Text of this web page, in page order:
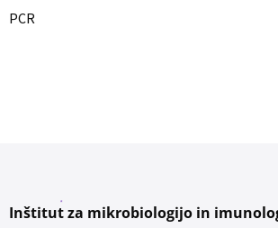
PCR
Inštitut za mikrobiologijo in